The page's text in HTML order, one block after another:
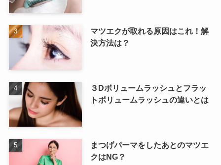
マツエクが取れる原因はこれ！解
決方法は？
３Dボリュームラッシュとフラッ
トボリュームラッシュの違いとは
まつげパーマをしたあとのマツエ
クはNG？